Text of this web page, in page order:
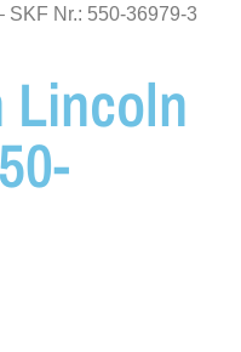
Nr.: 550-36979-3
Lincoln